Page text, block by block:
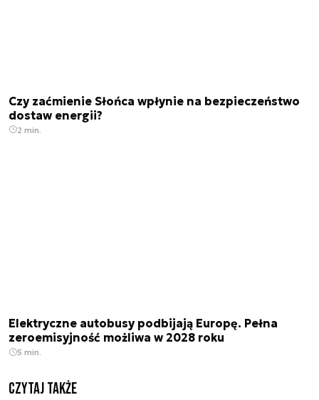
Czy zaćmienie Słońca wpłynie na bezpieczeństwo
dostaw energii?
2 min.
Elektryczne autobusy podbijają Europę. Pełna
zeroemisyjność możliwa w 2028 roku
5 min.
Czytaj także